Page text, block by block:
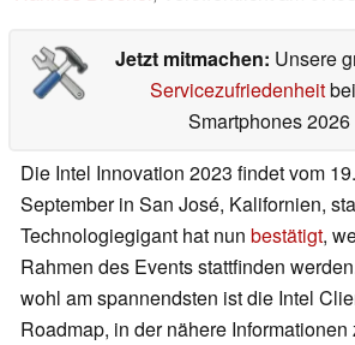
Jetzt mitmachen: Unsere
Servicezufriedenheit
Smartphones 2026
Die Intel Innovation 2023 findet vom
September in San José, Kalifornien,
Technologiegigant hat nun bestätigt,
Rahmen des Events stattfinden
wohl am spannendsten ist die Intel
Roadmap, in der nähere